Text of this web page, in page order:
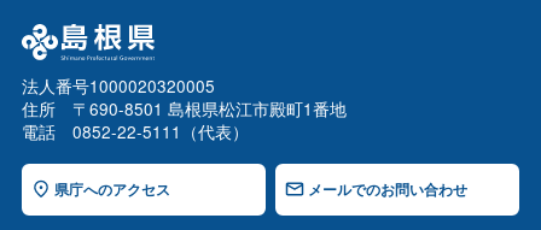
法人番号1000020320005
住所 〒690-8501 島根県松江市殿町1番地
電話 0852-22-5111（代表）
県庁へのアクセス メールでのお問い合わせ